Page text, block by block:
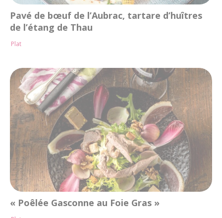
Pavé de bœuf de l’Aubrac, tartare d’huîtres
de l’étang de Thau
Plat
« Poêlée Gasconne au Foie Gras »